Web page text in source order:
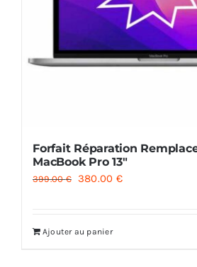
Forfait Réparation
MacBook Pro 13″
399.00€
Le
était :
380.00 €Le
Ajouter au panier